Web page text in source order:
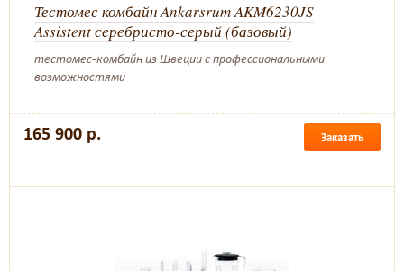
Тестомес комбайн Ankarsrum AKM6230JS
Assistent серебристо-серый (базовый)
тестомес-комбайн из Швеции с профессиональными
возможностями
165 900 р. Заказать